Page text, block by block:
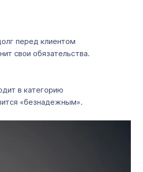
перед клиентом
свои обязательства.
в категорию
«безнадежным».